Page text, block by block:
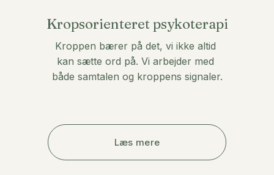
Kropsorienteret psykoterapi
Kroppen bærer på det, vi ikke altid
kan sætte ord på. Vi arbejder med
både samtalen og kroppens signaler.
Læs mere